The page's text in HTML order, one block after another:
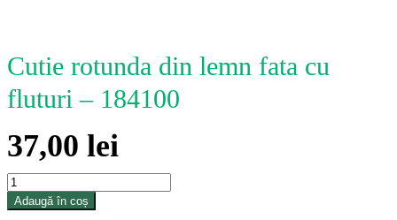
Cutie rotunda din lemn fata cu
fluturi – 184100
37,00 lei
Cantitate
Cutie
rotunda
Adaugă în coș